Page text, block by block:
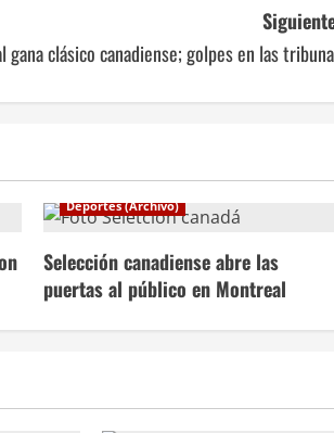
gana clásico canadiense; golpes en las
Deportes (Archivo)
Selección canadiense abre las
puertas al público en Montreal